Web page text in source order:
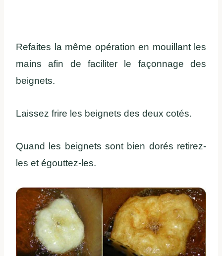
Refaites la même opération en mouillant les
mains afin de faciliter le façonnage des
beignets.
Laissez frire les beignets des deux cotés.
Quand les beignets sont bien dorés retirez-
les et égouttez-les.